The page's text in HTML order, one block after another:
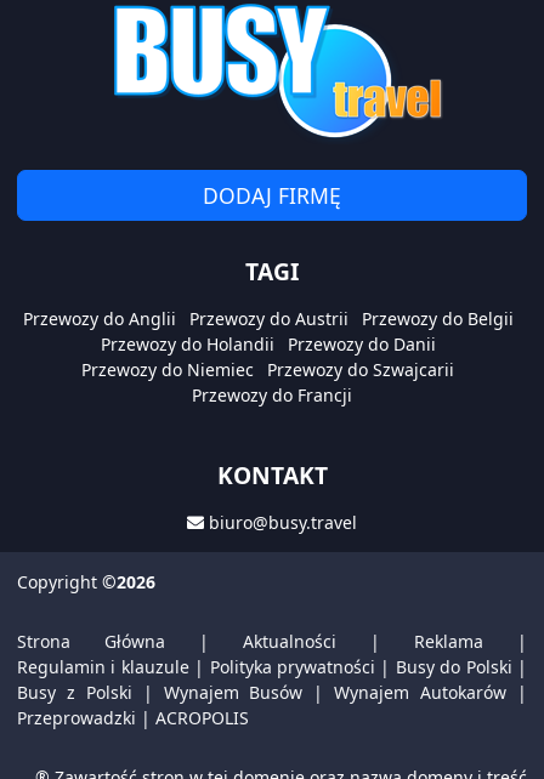
DODAJ FIRMĘ
TAGI
Przewozy do Anglii Przewozy do Austrii
Przewozy do Belgii
Przewozy do Holandii
Przewozy do Danii
Przewozy do Niemiec
Przewozy do Szwajcarii
Przewozy do Francji
KONTAKT
biuro@busy.travel
Copyright ©2026
Strona Główna | Aktualności | Reklama |
Regulamin i klauzule| Polityka prywatności | Busy do Polski |
Busy z Polski | Wynajem Busów |Wynajem Autokarów |
Przeprowadzki | ACROPOLIS